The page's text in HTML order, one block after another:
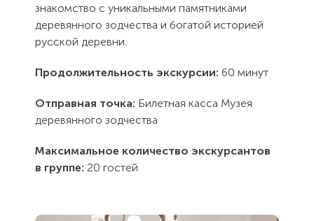
знакомство с уникальными памятниками
деревянного зодчества и богатой историей
русской деревни.
Продолжительность экскурсии: 60 минут
Отправная точка: Билетная касса Музея
деревянного зодчества
Максимальное количество экскурсантов
в группе: 20 гостей